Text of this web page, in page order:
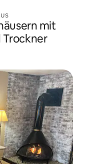
mit
Trockner